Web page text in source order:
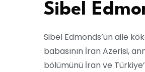
Sibel
Sibel Edmonds’un aile
babasının İran Azerisi,
bölümünü İran ve